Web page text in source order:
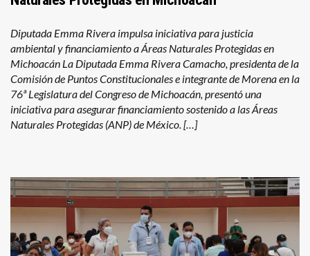
Diputada Emma Rivera impulsa iniciativa para justicia
ambiental y financiamiento a Áreas Naturales Protegidas en
Michoacán La Diputada Emma Rivera Camacho, presidenta de la
Comisión de Puntos Constitucionales e integrante de Morena en la
76ª Legislatura del Congreso de Michoacán, presentó una
iniciativa para asegurar financiamiento sostenido a las Áreas
Naturales Protegidas (ANP) de México. […]